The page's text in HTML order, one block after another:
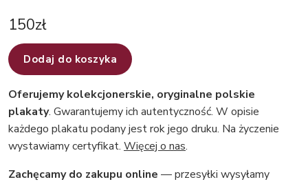
150zł
Dodaj do koszyka
Oferujemy kolekcjonerskie, oryginalne polskie
plakaty. Gwarantujemy ich autentyczność. W opisie
każdego plakatu podany jest rok jego druku. Na życzenie
wystawiamy certyfikat. Więcej o nas.
Zachęcamy do zakupu online — przesyłki wysyłamy